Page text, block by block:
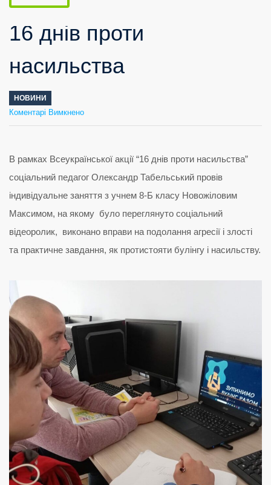
16 днів проти
насильства
НОВИНИ
Коментарі Вимкненодо
16
днів
В рамках Всеукраїнської акції “16 днів проти насильства”
соціальний педагог Олександр Табельський провів
індивідуальне заняття з учнем 8-Б класу Новожіловим
Максимом, на якому було переглянуто соціальний
відеоролик, виконано вправи на подолання агресії і злості
та практичне завдання, як протистояти булінгу і насильству.